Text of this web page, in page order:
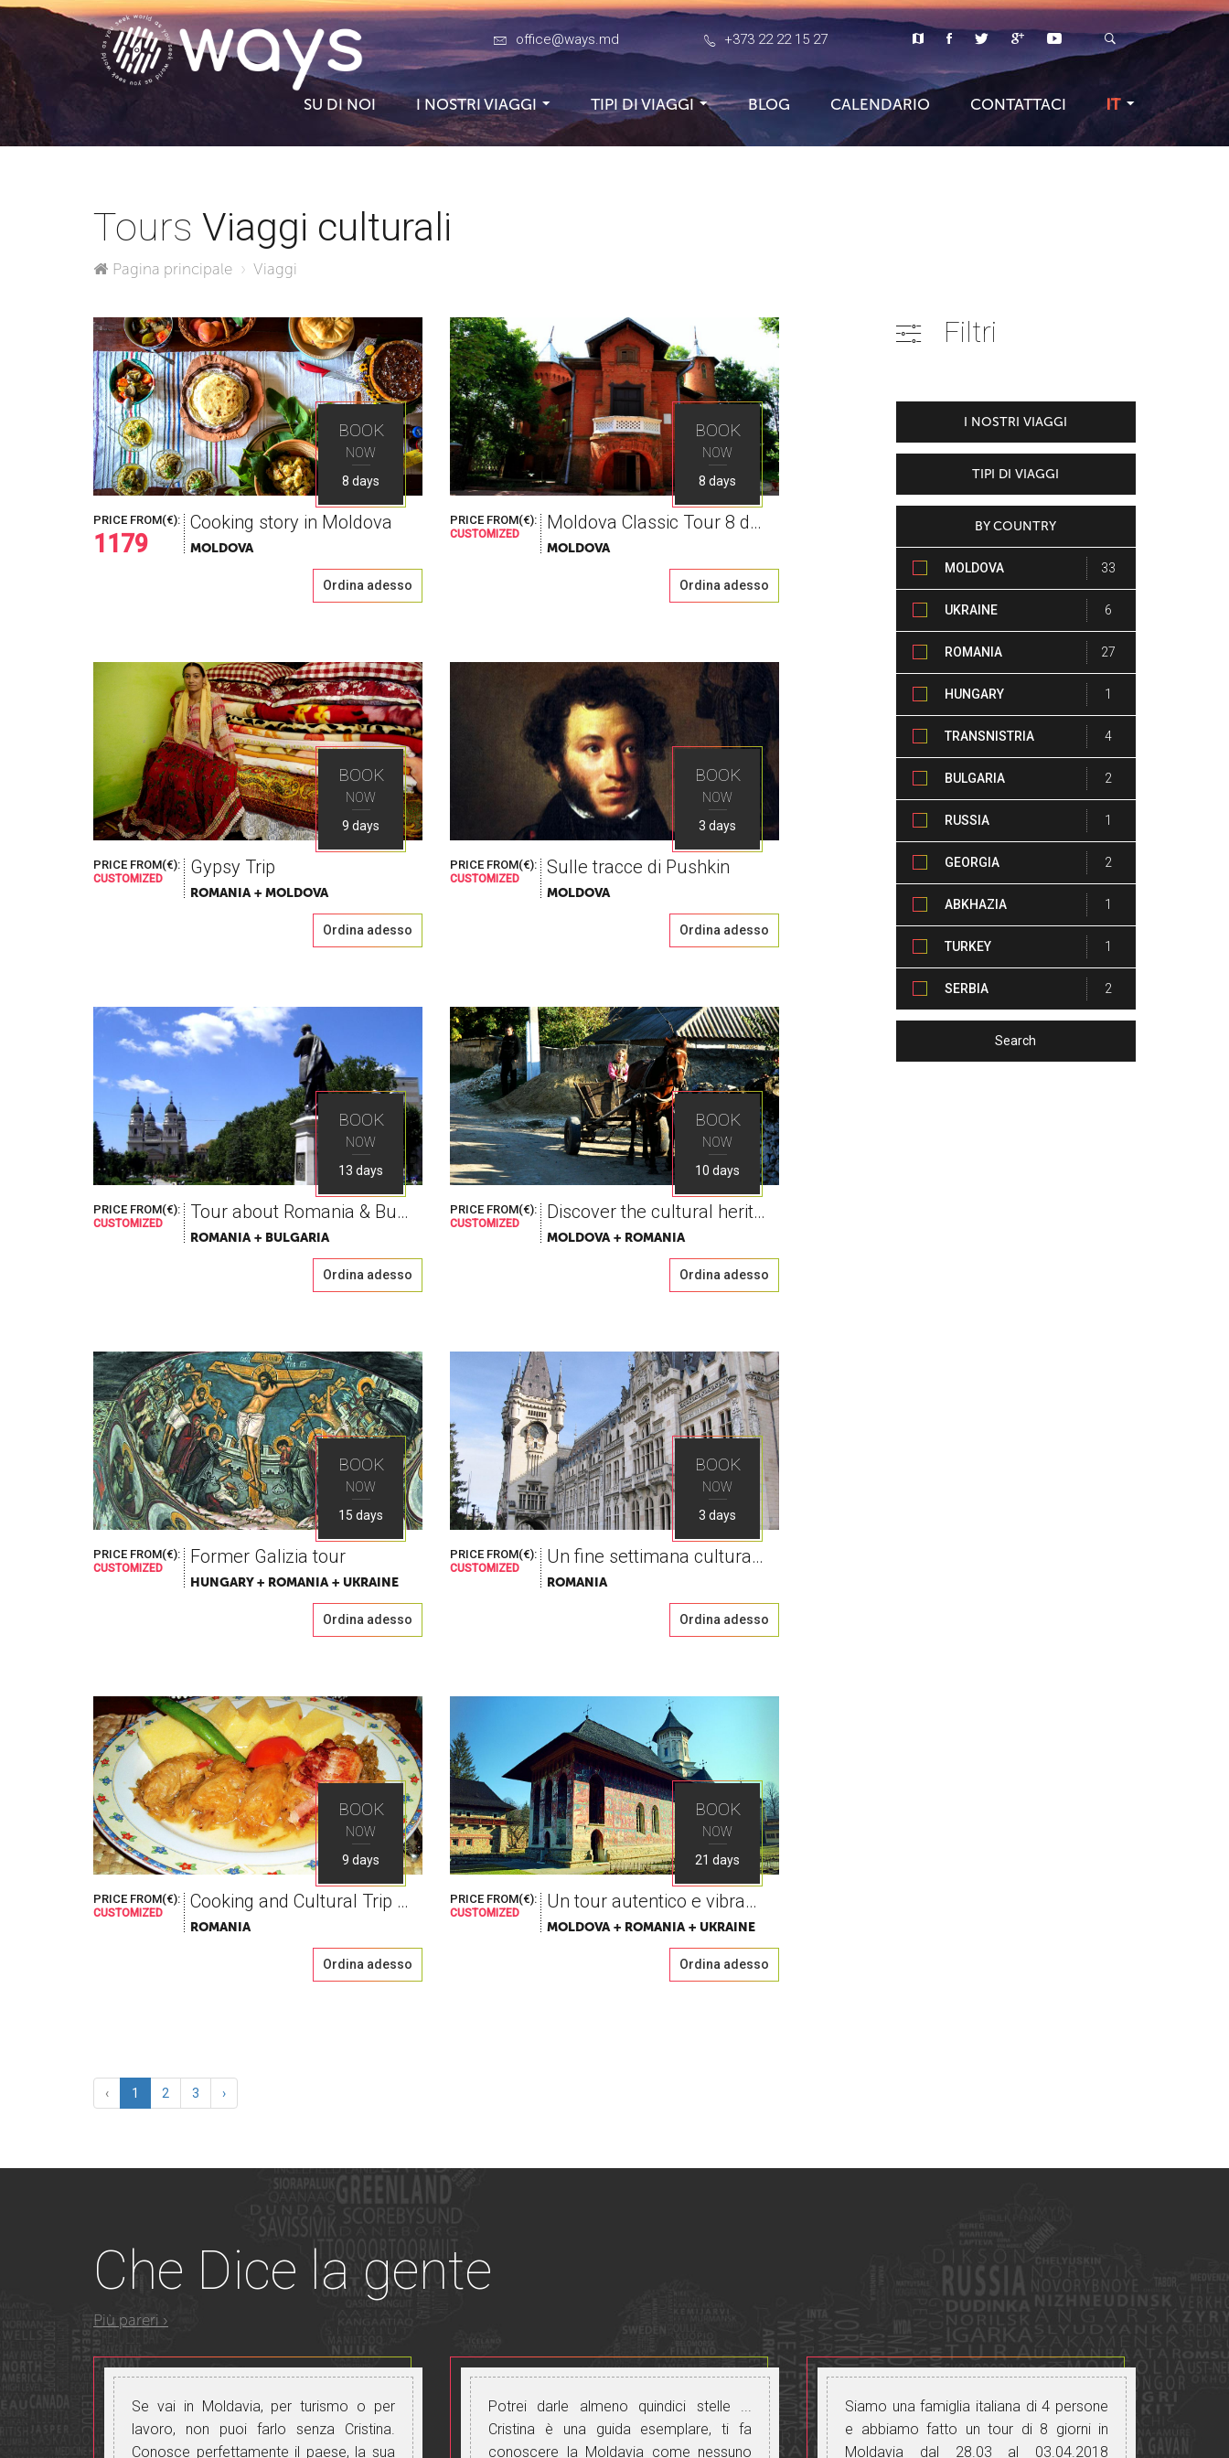
office@ways.md +373 22 22 15 27
SU DI NOI I NOSTRI VIAGGI TIPI DI VIAGGI BLOG CALENDARIO CONTATTACI IT
Tours Viaggi culturali
Pagina principale Viaggi
BOOK
NOW
8 days
PRICE FROM(€):
1179
Cooking story in Moldova
MOLDOVA
Ordina adesso
BOOK
NOW
8 days
PRICE FROM(€):
CUSTOMIZED
Moldova Classic Tour 8 days
MOLDOVA
Ordina adesso
BOOK
NOW
9 days
PRICE FROM(€):
CUSTOMIZED
Gypsy Trip
ROMANIA + MOLDOVA
Ordina adesso
BOOK
NOW
3 days
PRICE FROM(€):
CUSTOMIZED
Sulle tracce di Pushkin
MOLDOVA
Ordina adesso
BOOK
NOW
13 days
PRICE FROM(€):
CUSTOMIZED
Tour about Romania & Bulgaria
ROMANIA + BULGARIA
Ordina adesso
BOOK
NOW
10 days
PRICE FROM(€):
CUSTOMIZED
Discover the cultural heritage
MOLDOVA + ROMANIA
Ordina adesso
BOOK
NOW
15 days
PRICE FROM(€):
CUSTOMIZED
Former Galizia tour
HUNGARY + ROMANIA + UKRAINE
Ordina adesso
BOOK
NOW
3 days
PRICE FROM(€):
CUSTOMIZED
Un fine settimana culturale, benedetto con il vino
ROMANIA
Ordina adesso
BOOK
NOW
9 days
PRICE FROM(€):
CUSTOMIZED
Cooking and Cultural Trip to Romania
ROMANIA
Ordina adesso
BOOK
NOW
21 days
PRICE FROM(€):
CUSTOMIZED
Un tour autentico e vibrante
MOLDOVA + ROMANIA + UKRAINE
Ordina adesso
‹ 1 2 3 ›
Filtri
I NOSTRI VIAGGI
TIPI DI VIAGGI
BY COUNTRY
MOLDOVA 33
UKRAINE 6
ROMANIA 27
HUNGARY 1
TRANSNISTRIA 4
BULGARIA 2
RUSSIA 1
GEORGIA 2
ABKHAZIA 1
TURKEY 1
SERBIA 2
Che Dice la gente
Più pareri ›
Se vai in Moldavia, per turismo o per
lavoro, non puoi farlo senza Cristina.
Conosce perfettamente il paese, la sua
Potrei darle almeno quindici stelle ...
Cristina è una guida esemplare, ti fa
conoscere la Moldavia come nessuno
Siamo una famiglia italiana di 4 persone
e abbiamo fatto un tour di 8 giorni in
Moldavia dal 28.03 al 03.04.2018